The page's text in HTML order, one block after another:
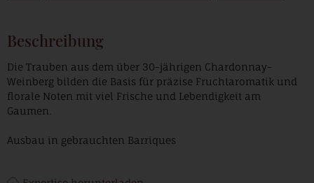
Beschreibung
Die Trauben aus dem über 30-jährigen Chardonnay-
Weinberg bilden die Basis für präzise Fruchtaromatik und
florale Noten mit viel Frische und Lebendigkeit am
Gaumen.
Ausbau in gebrauchten Barriques